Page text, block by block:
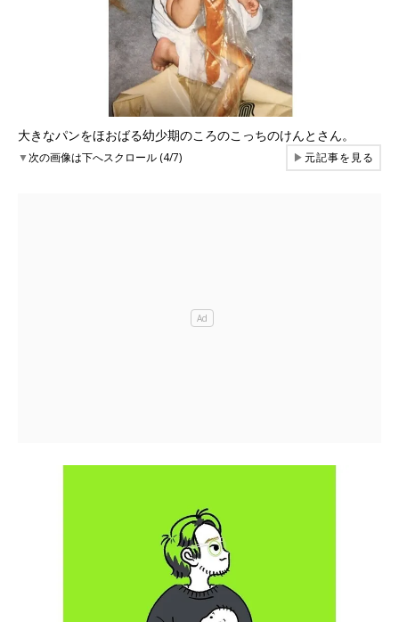
大きなパンをほおばる幼少期のころのこっちのけんとさん。
▼次の画像は下へスクロール (4/7) ▶元記事を見る